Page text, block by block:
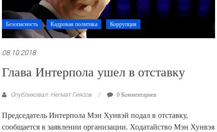
Безопасность Кадровая политика Коррупция
08.10.2018
Глава Интерпола ушел в отставку
Опубликовал: Негмат Гиясов 0 Комментариев
Председатель Интерпола Мэн Хунвэй подал в отставку,
сообщается в заявлении организации. Ходатайство Мэн Хунвэя